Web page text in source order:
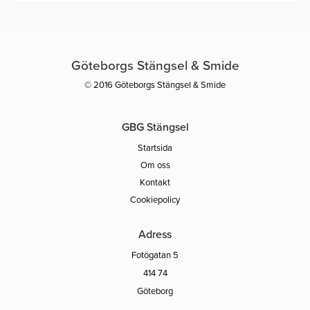
Göteborgs Stängsel & Smide
© 2016 Göteborgs Stängsel & Smide
GBG Stängsel
Startsida
Om oss
Kontakt
Cookiepolicy
Adress
Fotögatan 5
414 74
Göteborg